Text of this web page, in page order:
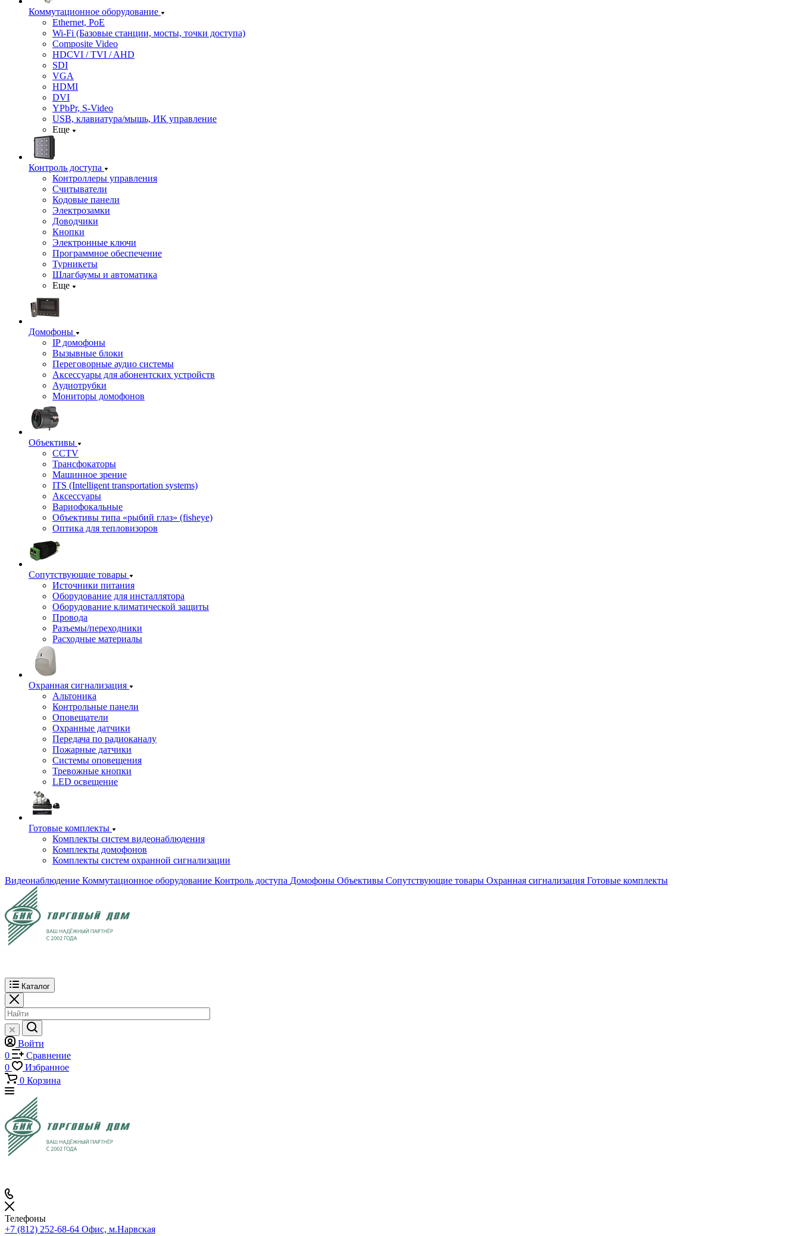
Коммутационное оборудование
Ethernet, PoE
Wi-Fi (Базовые станции, мосты, точки доступа)
Composite Video
HDCVI / TVI / AHD
SDI
VGA
HDMI
DVI
YPbPr, S-Video
USB, клавиатура/мышь, ИК управление
Еще
Контроль доступа
Контроллеры управления
Считыватели
Кодовые панели
Электрозамки
Доводчики
Кнопки
Электронные ключи
Программное обеспечение
Турникеты
Шлагбаумы и автоматика
Еще
Домофоны
IP домофоны
Вызывные блоки
Переговорные аудио системы
Аксессуары для абонентских устройств
Аудиотрубки
Мониторы домофонов
Объективы
CCTV
Трансфокаторы
Машинное зрение
ITS (Intelligent transportation systems)
Аксессуары
Вариофокальные
Объективы типа «рыбий глаз» (fisheye)
Оптика для тепловизоров
Сопутствующие товары
Источники питания
Оборудование для инсталлятора
Оборудование климатической защиты
Провода
Разъемы/переходники
Расходные материалы
Охранная сигнализация
Альтоника
Контрольные панели
Оповещатели
Охранные датчики
Передача по радиоканалу
Пожарные датчики
Системы оповещения
Тревожные кнопки
LED освещение
Готовые комплекты
Комплекты систем видеонаблюдения
Комплекты домофонов
Комплекты систем охранной сигнализации
Видеонаблюдение Коммутационное оборудование Контроль доступа Домофоны Объективы Сопутствующие товары Охранная сигнализация Готовые комплекты
Каталог
Войти
0
Сравнение
0
Избранное
0 Корзина
Телефоны
+7 (812) 252-68-64 Офис, м.Нарвская